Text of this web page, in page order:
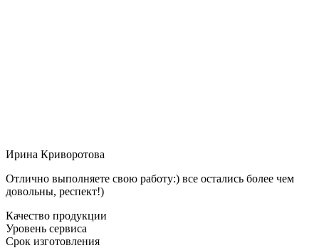
Ирина Криворотова
Отлично выполняете свою работу:) все остались более чем
довольны, респект!)
Качество продукции
Уровень сервиса
Срок изготовления